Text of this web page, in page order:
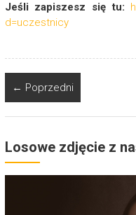
Jeśli zapiszesz się tu:
d=uczestnicy
← Poprzedni
Losowe zdjęcie z